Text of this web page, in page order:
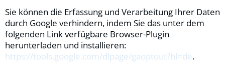
Sie können die Erfassung und Verarbeitung Ihrer Daten
durch Google verhindern, indem Sie das unter dem
folgenden Link verfügbare Browser-Plugin
herunterladen und installieren:
https://tools.google.com/dlpage/gaoptout?hl=de.